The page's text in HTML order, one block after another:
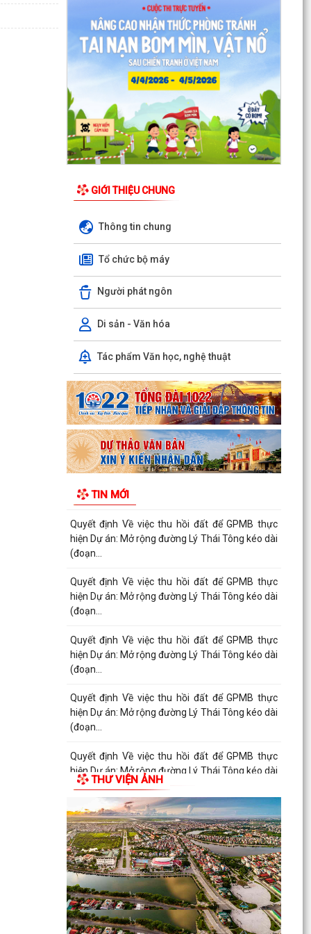
GIỚI THIỆU CHUNG
Thông tin chung
Tổ chức bộ máy
Người phát ngôn
Di sản - Văn hóa
Tác phẩm Văn học, nghệ thuật
TIN MỚI
truyền, vận động hiến máu tình nguyện năm
2026
Quyết định Về việc Ban hành Quy chế phát ngôn
và cung cấp thông tin cho báo chí của Ủy ban
Quyết định Về việc thu hồi đất để GPMB thực
hiện Dự án: Mở rộng đường Lý Thái Tông kéo dài
(đoạn...
hiện Dự án: Mở rộng đường Lý Thái Tông kéo dài
(đoạn...
Quyết định Về việc thu hồi đất để GPMB thực
(đoạn...
Quyết định Về việc thu hồi đất để GPMB thực
hiện Dự án: Mở rộng đường Lý Thái Tông kéo dài
(đoạn...
Quyết định Về việc thu hồi đất để GPMB thực
hiện Dự án: Mở rộng đường Lý Thái Tông kéo dài
(đoạn...
Quyết định Về việc thu hồi đất để GPMB thực
hiện Dự án: Mở rộng đường Lý Thái Tông kéo dài
(đoạn...
Quyết định Về việc thu hồi đất để GPMB thực
(đoạn...
Quyết định Về việc thu hồi đất để GPMB thực
hiện Dự án: Mở rộng đường Lý Thái Tông kéo dài
(đoạn...
Quyết định Về việc thu hồi đất để GPMB thực
hiện Dự án: Mở rộng đường Lý Thái Tông kéo dài
(đoạn...
Quyết định Về việc thu hồi đất để GPMB thực
hiện Dự án: Mở rộng đường Lý Thái Tông kéo dài
(đoạn...
Quyết định Về việc thu hồi đất để GPMB thực
hiện Dự án: Mở rộng đường Lý Thái Tông kéo dài
(đoạn...
Quyết định Về việc thu hồi đất để GPMB thực
hiện Dự án: Mở rộng đường Lý Thái Tông kéo dài
(đoạn...
Quyết định Về việc thu hồi đất để GPMB thực
hiện Dự án: Mở rộng đường Lý Thái Tông kéo dài
(đoạn...
Quyết định Về việc thu hồi đất để GPMB thực
hiện Dự án: Mở rộng đường Lý Thái Tông kéo dài
(đoạn...
Quyết định Về việc thu hồi đất để GPMB thực
THƯ VIỆN ẢNH